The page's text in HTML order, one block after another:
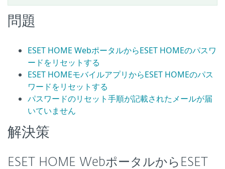
問題
ESET HOME WebポータルからESET HOMEのパスワ
ードをリセットする
ESET HOMEモバイルアプリからESET HOMEのパス
ワードをリセットする
パスワードのリセット手順が記載されたメールが届
いていません
解決策
ESET HOME WebポータルからESET